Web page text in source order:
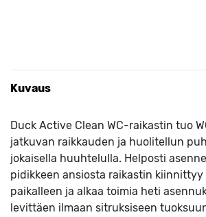
Kuvaus
Duck Active Clean WC-raikastin tuo
jatkuvan raikkauden ja huolitellun
jokaisella huuhtelulla. Helposti
pidikkeen ansiosta raikastin
paikalleen ja alkaa toimia heti
levittäen ilmaan sitruksiseen